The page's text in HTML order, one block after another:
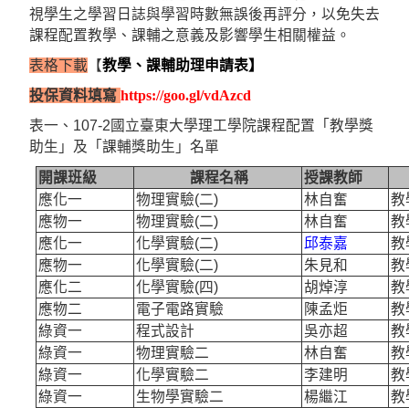
視學生之學習日誌與學習時數無誤後再評分，以免失去
課程配置教學、課輔之意義及影響學生相關權益。
表格下載 【教學、課輔助理申請表】
投保資料填寫 https://goo.gl/vdAzcd
表一、107-2 國立臺東大學理工學院課程配置「教學獎
助生」及「課輔獎助生」名單
開課班級
課程名稱
授課教師
應化一
物理實驗(二) 林自奮
教
應物一
物理實驗(二) 林自奮
教
應化一
化學實驗(二) 邱泰嘉
教
應物一
化學實驗(二) 朱見和
教
應化二
化學實驗(四) 胡焯淳
教
應物二
電子電路實驗 陳孟炬
教
綠資一
程式設計 吳亦超
教
綠資一
物理實驗二 林自奮
教
綠資一
化學實驗二 李建明
教
綠資一
生物學實驗二 楊繼江 教